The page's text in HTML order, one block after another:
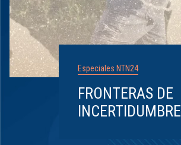
Especiales NTN24
FRONTERAS DE
INCERTIDUMBRE